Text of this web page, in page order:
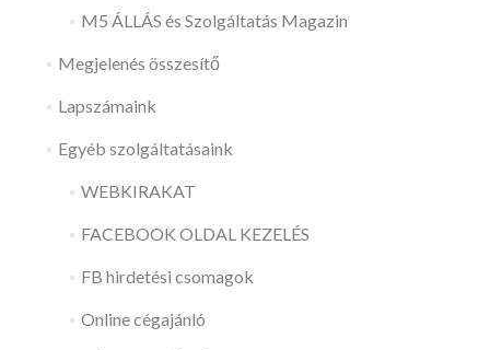
M5 ÁLLÁS és Szolgáltatás Magazin
Megjelenés összesítő
Lapszámaink
Egyéb szolgáltatásaink
WEBKIRAKAT
FACEBOOK OLDAL KEZELÉS
FB hirdetési csomagok
Online cégajánló